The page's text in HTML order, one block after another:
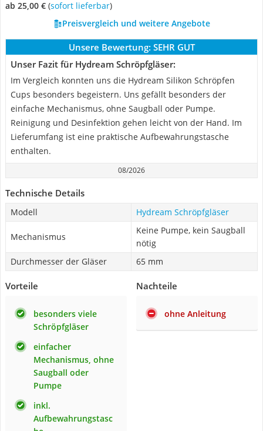
ab 25,00 € ( Sofort lieferbar)
Preisvergleich und weitere Angebote
Unsere Bewertung: SEHR GUT
Unser Fazit für Hydream Schröpfgläser:
Im Vergleich konnten uns die Hydream Silikon Schröpfen
Cups besonders begeistern. Uns gefällt besonders der
einfache Mechanismus, ohne Saugball oder Pumpe.
Reinigung und Desinfektion gehen leicht von der Hand. Im
Lieferumfang ist eine praktische Aufbewahrungstasche
enthalten.
08/2026
Technische Details
Modell Hydream Schröpfgläser
Mechanismus
Keine Pumpe, kein Saugball
nötig
Durchmesser der Gläser
65 mm
Vorteile
besonders viele
Schröpfgläser
einfacher
Mechanismus, ohne
Saugball oder
Pumpe
inkl.
Aufbewahrungstasc
Nachteile
ohne Anleitung